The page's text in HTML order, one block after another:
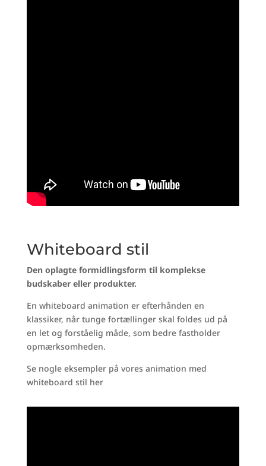
Whiteboard stil
Den oplagte formidlingsform til komplekse
budskaber eller produkter.
En whiteboard animation er efterhånden en
klassiker, når tunge fortællinger skal foldes ud på
en let og forståelig måde, som bedre fastholder
opmærksomheden.
Se nogle eksempler på vores animation med
whiteboard stil her